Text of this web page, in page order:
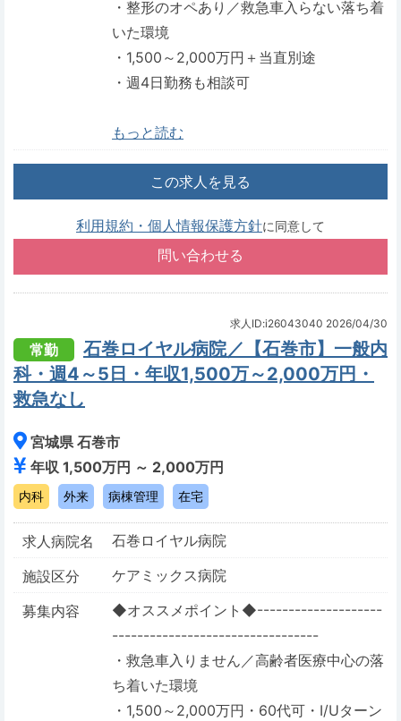
・整形のオペあり／救急車入らない落ち着
いた環境
・1,500～2,000万円＋当直別途
・週4日勤務も相談可
もっと読む
この求人を見る
利用規約・個人情報保護方針に同意して
求人ID:i26043040 2026/04/30
常勤
石巻ロイヤル病院／【石巻市】一般内
科・週4～5日・年収1,500万～2,000万円・
救急なし
宮城県 石巻市
年収 1,500万円 ～ 2,000万円
内科 外来 病棟管理 在宅
求人病院名
石巻ロイヤル病院
施設区分
ケアミックス病院
募集内容
◆オススメポイント◆--------------------
---------------------------------
・救急車入りません／高齢者医療中心の落
ち着いた環境
・1,500～2,000万円・60代可・I/Uターン